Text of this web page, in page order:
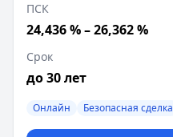
ПСК
24,436 % – 26,362 %
Срок
до 30 лет
Онлайн Безопасная сделка